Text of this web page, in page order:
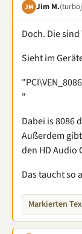
JM Jim M.
Doch. Die
Sieht im
"
Dabei is 8086
Außerdem
den HD Audio
Das taucht so
Markierten